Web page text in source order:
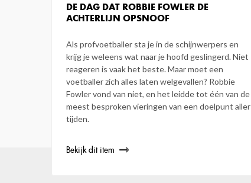
DE DAG DAT ROBBIE FOWLER DE
ACHTERLIJN OPSNOOF
Als profvoetballer sta je in de schijnwerpers en
krijg je weleens wat naar je hoofd geslingerd. Niet
reageren is vaak het beste. Maar moet een
voetballer zich alles laten welgevallen? Robbie
Fowler vond van niet, en het leidde tot één van de
meest besproken vieringen van een doelpunt aller
tijden.
Bekijk dit item